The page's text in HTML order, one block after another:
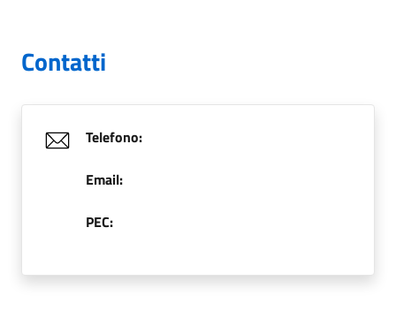
Contatti
Telefono:
Email:
PEC: